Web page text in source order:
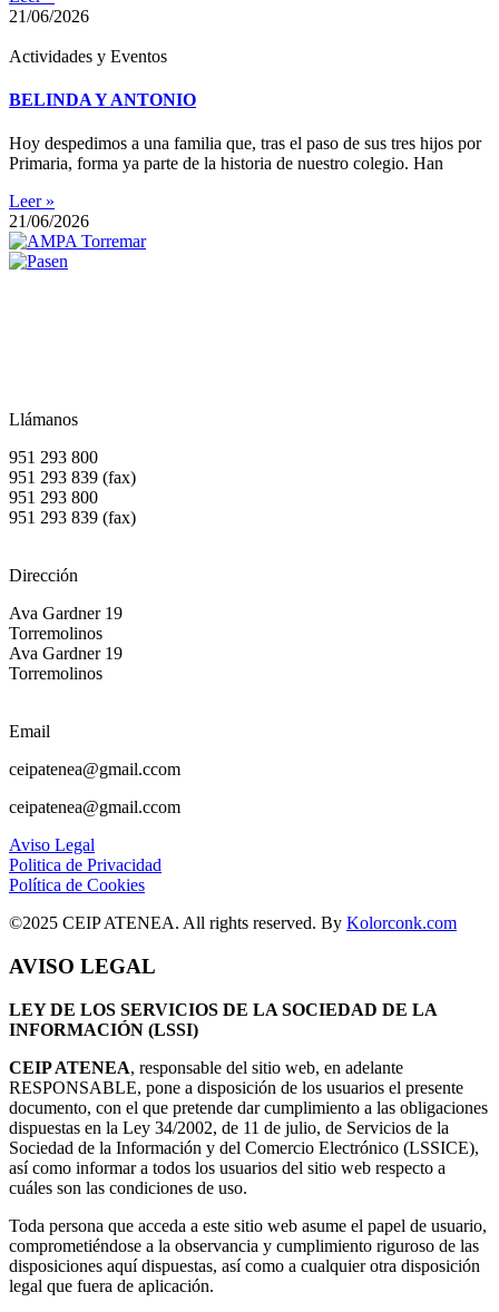
21/06/2026
Actividades y Eventos
BELINDA Y ANTONIO
Hoy despedimos a una familia que, tras el paso de sus tres hijos por
Primaria, forma ya parte de la historia de nuestro colegio. Han
Leer »
21/06/2026
Llámanos
951 293 800
951 293 839 (fax)
951 293 800
951 293 839 (fax)
Dirección
Ava Gardner 19
Torremolinos
Ava Gardner 19
Torremolinos
Email
ceipatenea@gmail.ccom
ceipatenea@gmail.ccom
Aviso Legal
Politica de Privacidad
Política de Cookies
©2025 CEIP ATENEA. All rights reserved. By Kolorconk.com
AVISO LEGAL
LEY DE LOS SERVICIOS DE LA SOCIEDAD DE LA
INFORMACIÓN (LSSI)
CEIP ATENEA, responsable del sitio web, en adelante
RESPONSABLE, pone a disposición de los usuarios el presente
documento, con el que pretende dar cumplimiento a las obligaciones
dispuestas en la Ley 34/2002, de 11 de julio, de Servicios de la
Sociedad de la Información y del Comercio Electrónico (LSSICE),
así como informar a todos los usuarios del sitio web respecto a
cuáles son las condiciones de uso.
Toda persona que acceda a este sitio web asume el papel de usuario,
comprometiéndose a la observancia y cumplimiento riguroso de las
disposiciones aquí dispuestas, así como a cualquier otra disposición
legal que fuera de aplicación.